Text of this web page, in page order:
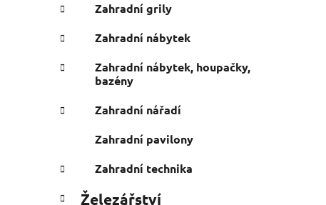
Zahradní grily
Zahradní nábytek
Zahradní nábytek, houpačky,
bazény
Zahradní nářadí
Zahradní pavilony
Zahradní technika
Železářství